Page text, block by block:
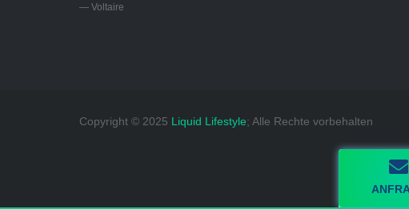
Voltaire
Copyright © 2025 Liquid Lifestyle; Alle Rechte vorbehalten